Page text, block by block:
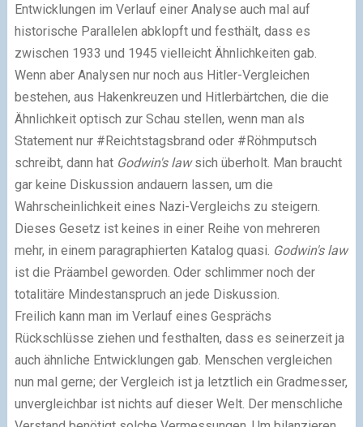
Entwicklungen im Verlauf einer Analyse auch mal auf
historische Parallelen abklopft und festhält, dass es
zwischen 1933 und 1945 vielleicht Ähnlichkeiten gab.
Wenn aber Analysen nur noch aus Hitler-Vergleichen
bestehen, aus Hakenkreuzen und Hitlerbärtchen, die die
Ähnlichkeit optisch zur Schau stellen, wenn man als
Statement nur #Reichtstagsbrand oder #Röhmputsch
schreibt, dann hat Godwin's lawsich überholt. Man braucht
gar keine Diskussion andauern lassen, um die
Wahrscheinlichkeit eines Nazi-Vergleichs zu steigern.
Dieses Gesetz ist keines in einer Reihe von mehreren
mehr, in einem paragraphierten Katalog quasi. Godwin's law
ist die Präambel geworden. Oder schlimmer noch der
totalitäre Mindestanspruch an jede Diskussion.
Freilich kann man im Verlauf eines Gesprächs
Rückschlüsse ziehen und festhalten, dass es seinerzeit ja
auch ähnliche Entwicklungen gab. Menschen vergleichen
nun mal gerne; der Vergleich ist ja letztlich ein Gradmesser,
unvergleichbar ist nichts auf dieser Welt. Der menschliche